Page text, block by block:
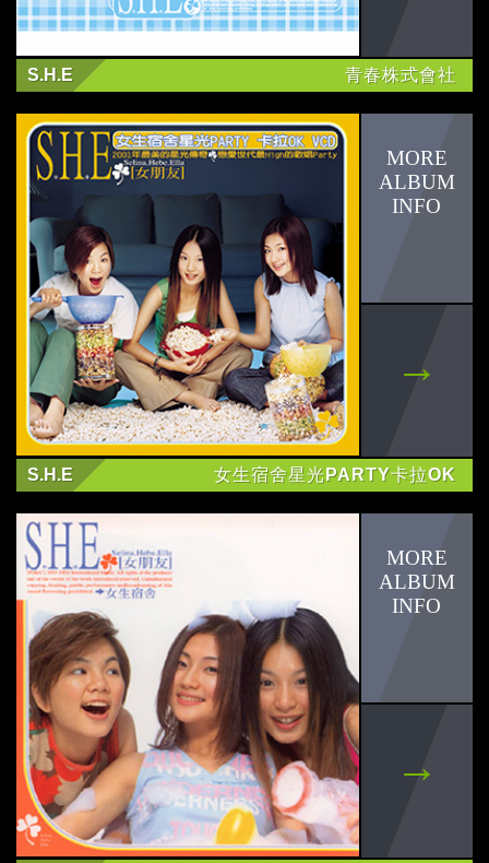
S.H.E 青春株式會社
S.H.E 女生宿舍星光PARTY卡拉OK